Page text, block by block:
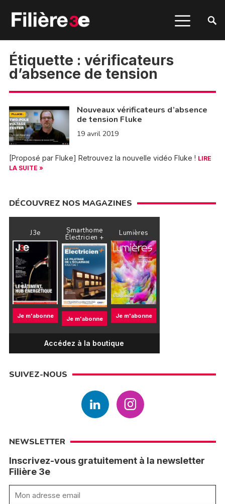
Étiquette : vérificateurs
d’absence de tension
Nouveaux vérificateurs d’absence
de tension Fluke
19 avril 2019
[Proposé par Fluke] Retrouvez la nouvelle vidéo Fluke ! LIRE
LA SUITE »
DÉCOUVREZ NOS MAGAZINES
J3e
Je m'abonne
Smarthome
Électricien +
Je m'abonne
Lumières
Je m'abonne
Accédez à la boutique
SUIVEZ-NOUS
NEWSLETTER
Inscrivez-vous gratuitement à la newsletter
Filière 3e